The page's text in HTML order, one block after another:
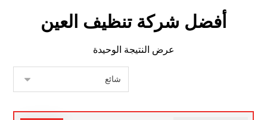
أفضل شركة تنظيف العين
عرض النتيجة الوحيدة